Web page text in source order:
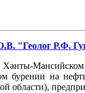
"Геолог Р.Ф.
бурении на
области),